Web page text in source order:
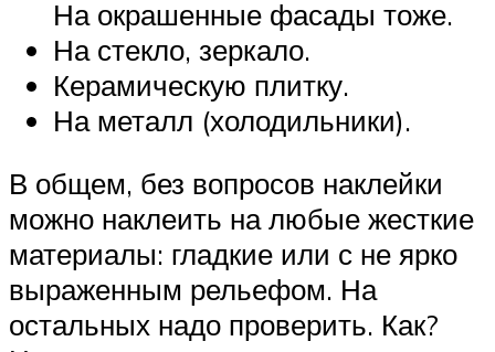
На окрашенные фасады тоже.
На стекло, зеркало.
Керамическую плитку.
На металл (холодильники).
В общем, без вопросов наклейки
можно наклеить на любые жесткие
материалы: гладкие или с не ярко
выраженным рельефом. На
остальных надо проверить. Как?